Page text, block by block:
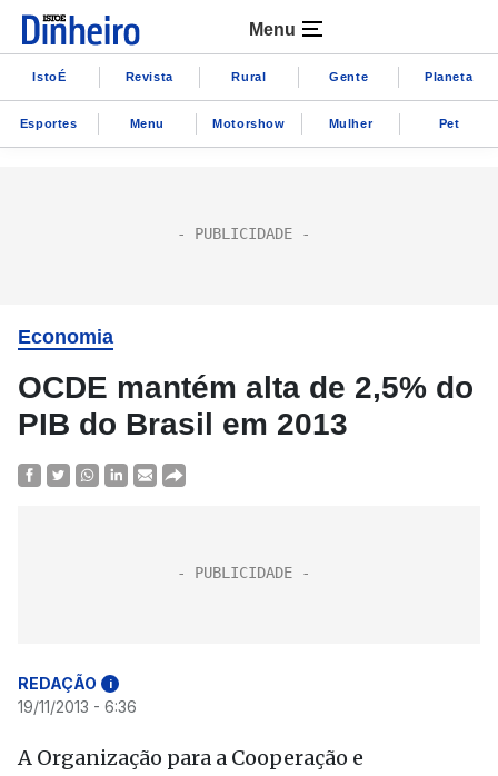
Menu
IstoÉ Revista Rural Gente Planeta
Esportes Menu Motorshow Mulher Pet
Economia
OCDE mantém alta de 2,5% do
PIB do Brasil em 2013
REDAÇÃO i
19/11/2013 - 6:36
A Organização para a Cooperação e